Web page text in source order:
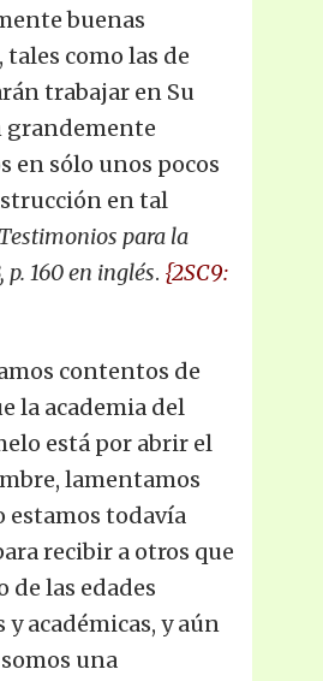
buenas
como las de
trabajar en Su
grandemente
en sólo unos pocos
en tal
para la
p. 160 en inglés. {2SC9:
contentos de
la academia del
está por abrir el
lamentamos
estamos todavía
recibir a otros que
de las edades
académicas, y aún
una